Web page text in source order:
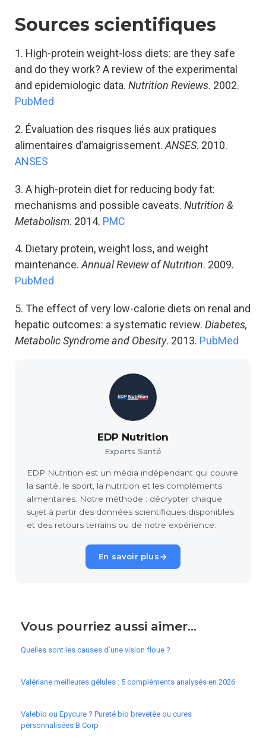
Sources scientifiques
1. High-protein weight-loss diets: are they safe
and do they work? A review of the experimental
and epidemiologic data. Nutrition Reviews. 2002.
PubMed
2. Évaluation des risques liés aux pratiques
alimentaires d’amaigrissement. ANSES. 2010.
ANSES
3. A high-protein diet for reducing body fat:
mechanisms and possible caveats. Nutrition &
Metabolism. 2014. PMC
4. Dietary protein, weight loss, and weight
maintenance.Annual Review of Nutrition. 2009.
PubMed
5. The effect of very low-calorie diets on renal and
hepatic outcomes: a systematic review. Diabetes,
Metabolic Syndrome and Obesity. 2013. PubMed
EDP Nutrition
Experts Santé
EDP Nutrition est un média indépendant qui couvre
la santé, le sport, la nutrition et les compléments
alimentaires. Notre méthode : décrypter chaque
sujet à partir des données scientifiques disponibles
et des retours terrains ou de notre expérience.
En savoir plus
Vous pourriez aussi aimer...
Quelles sont les causes d’une vision floue ?
Valériane meilleures gélules : 5 compléments analysés en 2026
Valebio ou Epycure ? Pureté bio brevetée ou cures
personnalisées B Corp